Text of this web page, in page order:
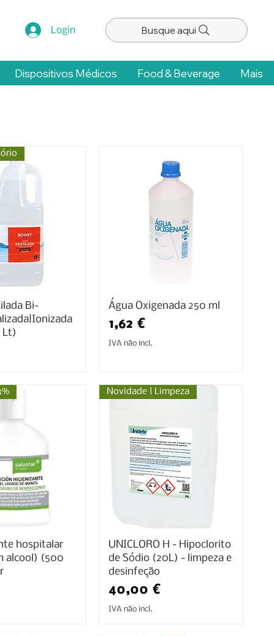
Login Busque aqui
Dispositivos Médicos Food & Beverage Mais
Bi-
Lt)
Água Oxigenada 250 ml
Preço
1,62 €
IVA não incl.
hospitalar
alcool) (500
Novidade | Limpeza
UNICLORO H - Hipoclorito
de Sódio (20L) - limpeza e
desinfeção
Preço
40,00 €
IVA não incl.